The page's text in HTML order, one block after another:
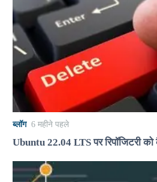
ब्लॉग 6 महीने पहले
Ubuntu 22.04 LTS पर रिपॉजिटरी